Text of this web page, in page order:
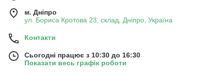
м. Дніпро
ул. Бориса Кротова 23, склад, Дніпро, Україна
Контакти
Сьогодні працює з 10:30 до 16:30
Показати весь графік роботи